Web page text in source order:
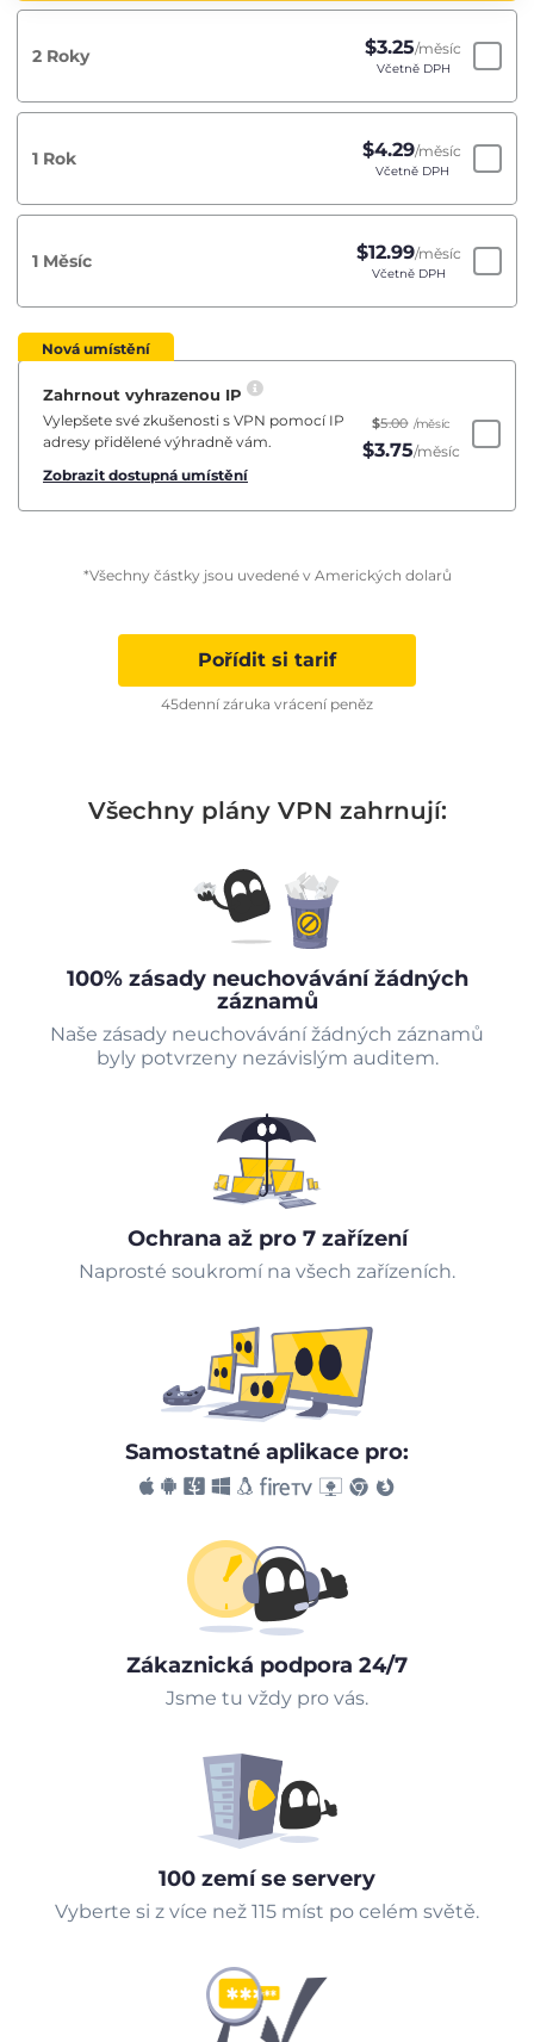
2 Roky $3.25/měsíc
Včetně DPH
1 Rok $4.29/měsíc
Včetně DPH
1 Měsíc $12.99/měsíc
Včetně DPH
Nová umístění
Zahrnout vyhrazenou IP
Vylepšete své zkušenosti s VPN pomocí IP
adresy přidělené výhradně vám.
Zobrazit dostupná umístění
$5.00 /měsíc
$3.75/měsíc
*Všechny částky jsou uvedené v Amerických dolarů
Pořídit si tarif
45denní záruka vrácení peněz
Všechny plány VPN zahrnují:
100% zásady neuchovávání žádných
záznamů
Naše zásady neuchovávání žádných záznamů
byly potvrzeny nezávislým auditem.
Ochrana až pro 7 zařízení
Naprosté soukromí na všech zařízeních.
Samostatné aplikace pro:
Zákaznická podpora 24/7
Jsme tu vždy pro vás.
100 zemí se servery
Vyberte si z více než 115 míst po celém světě.